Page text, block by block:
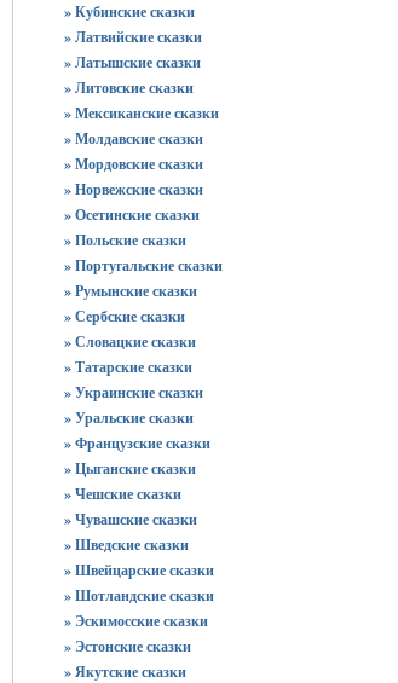
» Кубинские сказки
» Латвийские сказки
» Латышские сказки
» Литовские сказки
» Мексиканские сказки
» Молдавские сказки
» Мордовские сказки
» Норвежские сказки
» Осетинские сказки
» Польские сказки
» Португальские сказки
» Румынские сказки
» Сербские сказки
» Словацкие сказки
» Татарские сказки
» Украинские сказки
» Уральские сказки
» Французские сказки
» Цыганские сказки
» Чешские сказки
» Чувашские сказки
» Шведские сказки
» Швейцарские сказки
» Шотландские сказки
» Эскимосские сказки
» Эстонские сказки
» Якутские сказки